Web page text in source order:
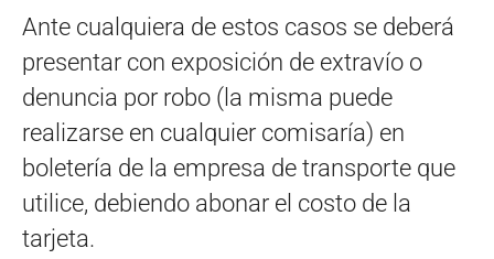
Ante cualquiera de estos casos se deberá
presentar con exposición de extravío o
denuncia por robo (la misma puede
realizarse en cualquier comisaría) en
boletería de la empresa de transporte que
utilice, debiendo abonar el costo de la
tarjeta.